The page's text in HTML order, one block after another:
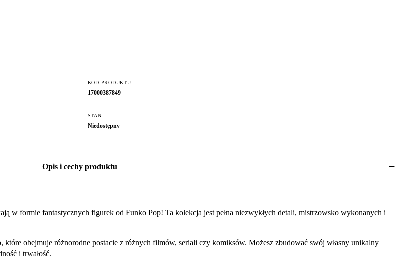
KOD PRODUKTU
17000387849
STAN
Niedostępny
Opis i cechy produktu
w formie fantastycznych figurek od Funko Pop! Ta kolekcja jest pełna niezwykłych detali, mistrzowsko wykonanych i
obejmuje różnorodne postacie z różnych filmów, seriali czy komiksów. Możesz zbudować swój własny unikalny
i trwałość.